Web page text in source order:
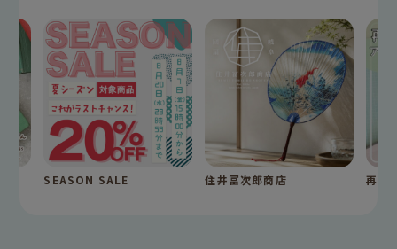
SEASON SALE 住井冨次郎商店 再入